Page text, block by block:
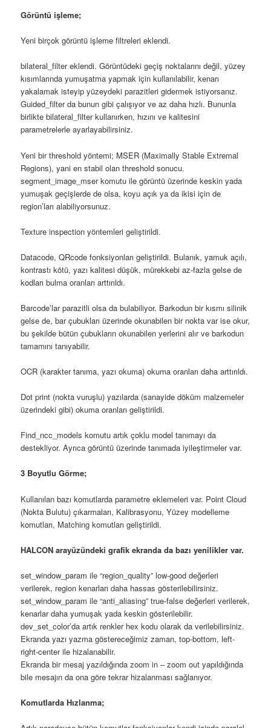
Görüntü işleme;
Yeni birçok görüntü işleme filtreleri eklendi.
bilateral_filter eklendi. Görüntüdeki geçiş noktalarını değil, yüzey
kısımlarında yumuşatma yapmak için kullanılabilir, kenarı
yakalamak isteyip yüzeydeki parazitleri gidermek istiyorsanız.
Guided_filter da bunun gibi çalışıyor ve az daha hızlı. Bununla
birlikte bilateral_filter kullanırken, hızını ve kalitesini
parametrelerle ayarlayabilirsiniz.
Yeni bir threshold yöntemi; MSER (Maximally Stable Extremal
Regions), yani en stabil olan threshold sonucu.
segment_image_mser komutu ile görüntü üzerinde keskin yada
yumuşak geçişlerde de olsa, koyu açık ya da ikisi için de
region’ları alabiliyorsunuz.
Texture inspection yöntemleri geliştirildi.
Datacode, QRcode fonksiyonları geliştirildi. Bulanık, yamuk açılı,
kontrastı kötü, yazı kalitesi düşük, mürekkebi az-fazla gelse de
kodları bulma oranları arttırıldı.
Barcode’lar parazitli olsa da bulabiliyor. Barkodun bir kısmı silinik
gelse de, bar çubukları üzerinde okunabilen bir nokta var ise okur,
bu şekilde bütün çubukların okunabilen yerlerini alır ve barkodun
tamamını tanıyabilir.
OCR (karakter tanıma, yazı okuma) okuma oranları daha arttırıldı.
Dot print (nokta vuruşlu) yazılarda (sanayide döküm malzemeler
üzerindeki gibi) okuma oranları geliştirildi.
Find_ncc_models komutu artık çoklu model tanımayı da
destekliyor. Ayrıca görüntü üzerinde tanımada iyileştirmeler var.
3 Boyutlu Görme;
Kullanılan bazı komutlarda parametre eklemeleri var. Point Cloud
(Nokta Bulutu) çıkarmaları, Kalibrasyonu, Yüzey modelleme
komutları, Matching komutları geliştirildi.
HALCON arayüzündeki grafik ekranda da bazı yenilikler var.
set_window_param ile “region_quality” low-good değerleri
verilerek, region kenarları daha hassas gösterilebilirsiniz.
set_window_param ile “anti_aliasing” true-false değerleri verilerek,
kenarlar daha yumuşak yada keskin gösterilebilir.
dev_set_color’da artık renkler hex kodu olarak da verilebilirsiniz.
Ekranda yazı yazma göstereceğimiz zaman, top-bottom, left-
right-center ile hizalanabilir.
Ekranda bir mesaj yazıldığında zoom in – zoom out yapıldığında
bile mesajın da ona göre tekrar hizalanması sağlanıyor.
Komutlarda Hızlanma;